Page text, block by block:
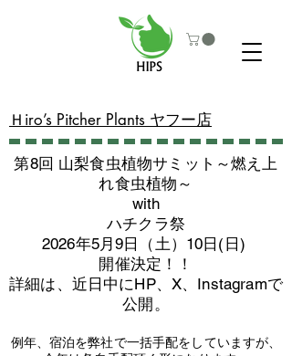
​Ｈiro’s Pitcher Plants ヤフー店
第8回 山梨食虫植物サミット～燃え上
れ食虫植物～
with
​ハチクラ祭
2026年5月9日（土）10日(日)
​開催決定！！
詳細は、近日中にHP、X、Instagramで
公開。
例年、宿泊を弊社で一括手配をしていますが、